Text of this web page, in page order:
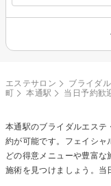
エステサロン ブライダ
町
本通駅 当日予約歓
本通駅のブライダルエステ
約が可能です。フェイシャ
どの得意メニューや豊富
施術を見つけましょう。当